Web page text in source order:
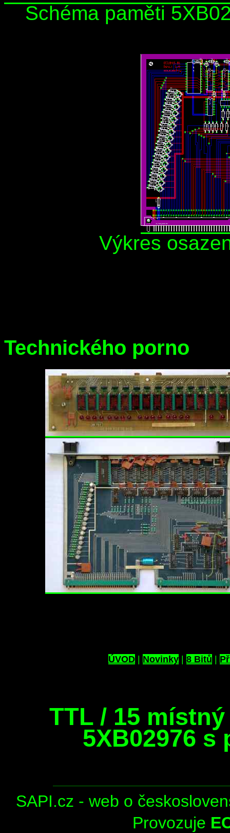
Schéma paměti
Výkres
Technického porno
ÚVOD| Novinky| 8 Bitů
TTL / 15
5XB02976 s
SAPI.cz - web o
Provozuje